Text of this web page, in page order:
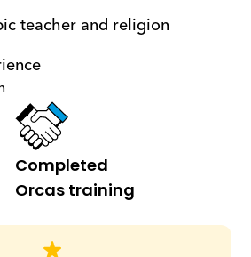
teacher and religion
Completed
Orcas training